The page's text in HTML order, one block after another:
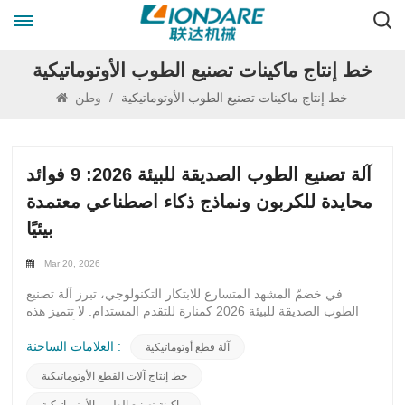
خط إنتاج ماكينات تصنيع الطوب الأوتوماتيكية
/ خط إنتاج ماكينات تصنيع الطوب الأوتوماتيكية
آلة تصنيع الطوب الصديقة للبيئة 2026: 9 فوائد
محايدة للكربون ونماذج ذكاء اصطناعي معتمدة
بيئيًا
Mar 20, 2026
في خضمّ المشهد المتسارع للابتكار التكنولوجي، تبرز آلة تصنيع
الطوب الصديقة للبيئة 2026 كمنارة للتقدم المستدام. لا تتميز هذه
الراسخ بالحفاظ على البيئة. عند التعمق في تفاصيلها، نكتشف كنزاً
للبيئة.أولاً وقبل كل شيء، تُجسّد آلة تصنيع الطوب الصديقة للبيئة
لعام 2026 قمة التكنولوجيا المحايدة للكربون. فمن خلال تصميمها
العلامات الساخنة : آلة قطع أوتوماتيكية
خط إنتاج آلات القطع الأوتوماتيكية